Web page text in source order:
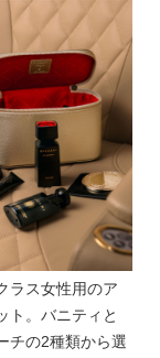
ラス女性用のア
ト。バニティと
チの2種類から選